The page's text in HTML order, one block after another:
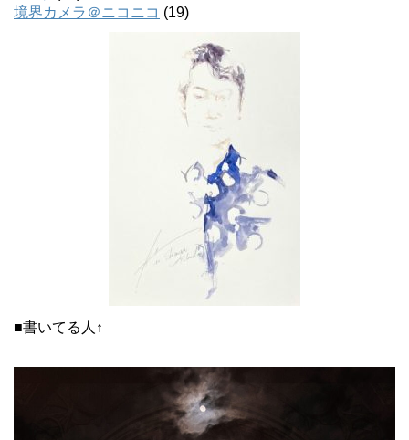
境界カメラ＠ニコニコ (19)
■書いてる人↑